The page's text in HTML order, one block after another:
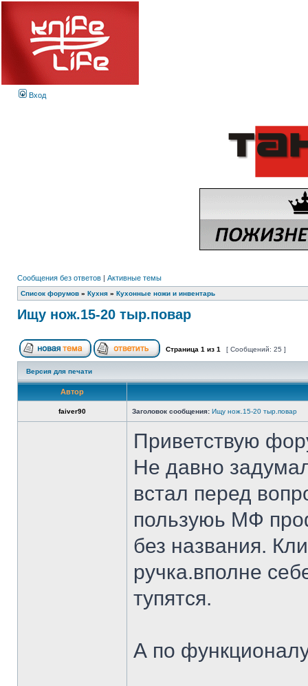
Вход
Сообщения без ответов | Активные темы
Список форумов » Кухня » Кухонные ножи и инвентарь
Ищу нож.15-20 тыр.повар
Страница 1 из 1 [ Сообщений: 25 ]
Версия для печати
Автор
faiver90 Заголовок сообщения: Ищу нож.15-20 тыр.повар
Приветствую
Не давно
встал перед
пользуюь МФ
без названия.
ручка.вполне
тупятся.
А по